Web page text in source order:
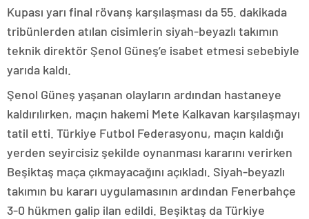
Kupası yarı final rövanş karşılaşması da 55. dakikada
tribünlerden atılan cisimlerin siyah-beyazlı takımın
teknik direktör Şenol Güneş’e isabet etmesi sebebiyle
yarıda kaldı.
Şenol Güneş yaşanan olayların ardından hastaneye
kaldırılırken, maçın hakemi Mete Kalkavan karşılaşmayı
tatil etti. Türkiye Futbol Federasyonu, maçın kaldığı
yerden seyircisiz şekilde oynanması kararını verirken
Beşiktaş maça çıkmayacağını açıkladı. Siyah-beyazlı
takımın bu kararı uygulamasının ardından Fenerbahçe
3-0 hükmen galip ilan edildi. Beşiktaş da Türkiye